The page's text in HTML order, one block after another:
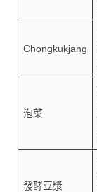
Chongkukjang
泡菜
發酵豆漿